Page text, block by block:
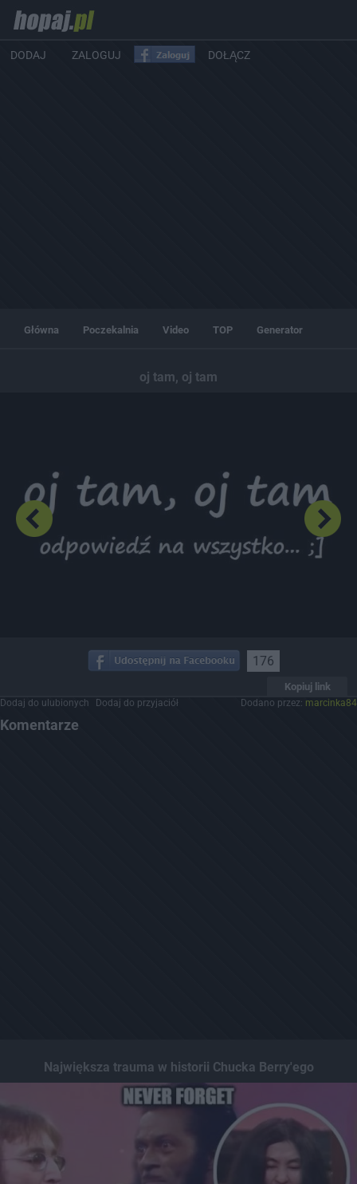
DODAJ ZALOGUJ DOŁĄCZ
Główna Poczekalnia Video TOP Generator
oj tam, oj tam
176
Kopiuj link
Dodaj do ulubionych Dodaj do przyjaciół Dodano przez: marcinka84
Komentarze
Największa trauma w historii Chucka Berry'ego